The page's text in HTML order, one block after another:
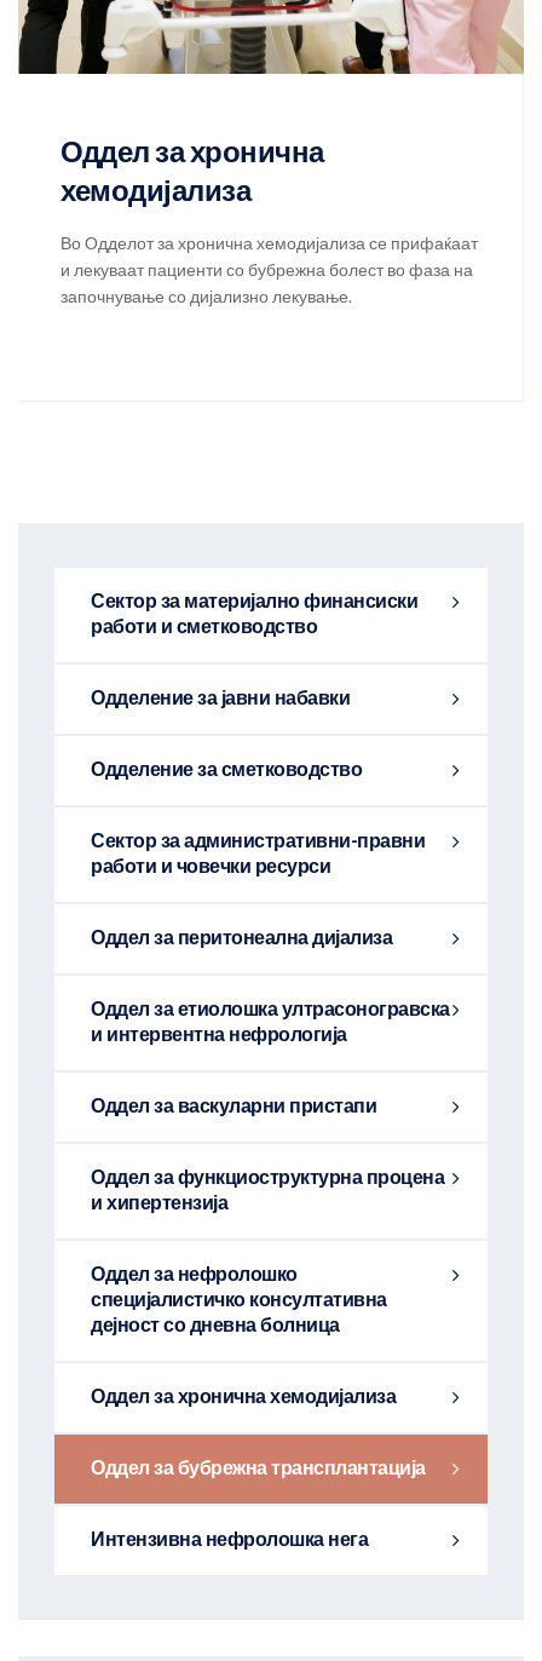
Оддел за хронична
хемодијализа
Во Одделот за хронична хемодијализа се прифаќаат
и лекуваат пациенти со бубрежна болест во фаза на
започнување со дијализно лекување.
Сектор за материјално финансиски
работи и сметководство
Одделение за јавни набавки
Одделение за сметководство
Сектор за административни-правни
работи и човечки ресурси
Оддел за перитонеална дијализа
Оддел за етиолошка ултрасоногравска
и интервентна нефрологија
Оддел за васкуларни пристапи
Оддел за функциоструктурна процена
и хипертензија
Оддел за нефролошко
специјалистичко консултативна
дејност со дневна болница
Оддел за хронична хемодијализа
Оддел за бубрежна трансплантација
Интензивна нефролошка нега